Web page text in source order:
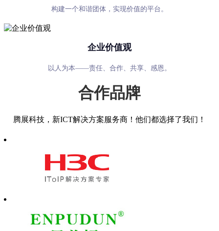
构建一个和谐团体，实现价值的平台。
企业价值观
以人为本——责任、合作、共享、感恩。
合作品牌
腾展科技，新ICT解决方案服务商！他们都选择了我们！